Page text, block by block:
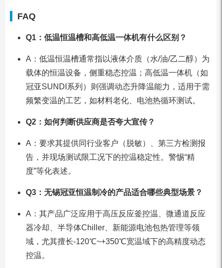
FAQ
Q1：低温恒温槽和高低温一体机有什么区别？
A：低温恒温槽通常指以液体介质（水/油/乙二醇）为
载体的恒温设备，侧重稳态控温；高低温一体机（如
冠亚SUNDI系列）则强调动态升降温能力，适用于需
频繁变温的工艺，如材料老化、电池热循环测试。
Q2：如何判断供应商是否夸大宣传？
A：要求其提供同行业客户（脱敏）、第三方检测报
告，并现场测试限工况下的控温稳定性。警惕“精
度”等化表述。
Q3：无锡冠亚恒温制冷的产品适合哪些典型场景？
A：其产品广泛应用于高压反应釜控温、微通道反应
器冷却、半导体Chiller、新能源电池包热管理等领
域，尤其擅长-120℃~+350℃宽温域下的高精度动态
控温。